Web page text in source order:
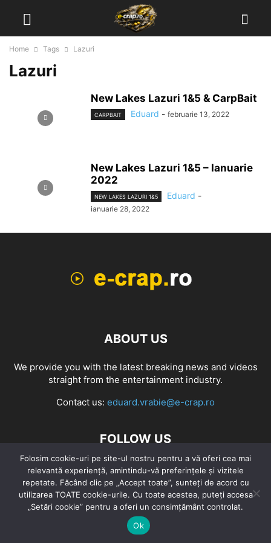
Home Tags Lazuri
Lazuri
New Lakes Lazuri 1&5 & CarpBait
CARPBAIT Eduard - februarie 13, 2022
New Lakes Lazuri 1&5 – Ianuarie
2022
NEW LAKES LAZURI 1&5 Eduard -
ianuarie 28, 2022
ABOUT US
We provide you with the latest breaking news and videos
straight from the entertainment industry.
Contact us: eduard.vrabie@e-crap.ro
FOLLOW US
CarpFishing Competition
Folosim cookie-uri pe site-ul nostru pentru a vă oferi cea mai
relevantă experiență, amintindu-vă preferințele și vizitele
repetate. Făcând clic pe „Accept toate”, sunteți de acord cu
utilizarea TOATE cookie-urile. Cu toate acestea, puteți accesa
„Setări cookie” pentru a oferi un consimțământ controlat.
Ok